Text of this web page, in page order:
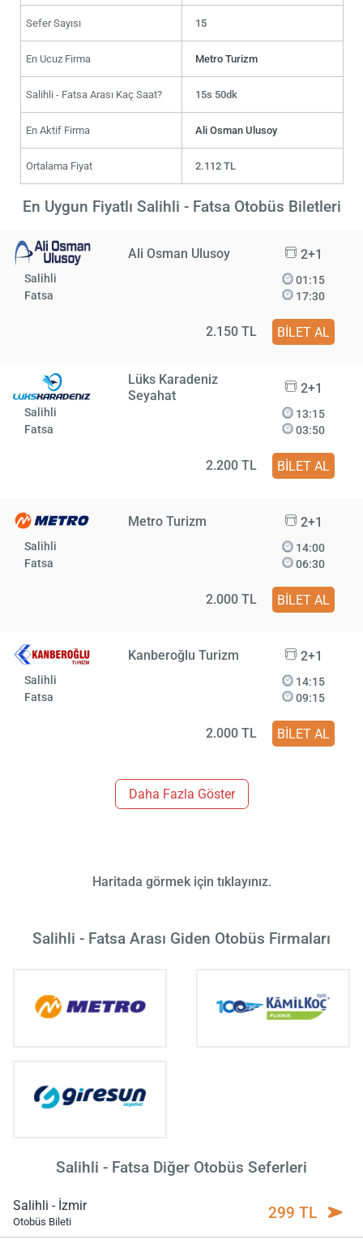
Sefer Sayısı 15
En Ucuz Firma Metro Turizm
Salihli - Fatsa Arası Kaç Saat? 15s 50dk
En Aktif Firma Ali Osman Ulusoy
Ortalama Fiyat 2.112 TL
En Uygun Fiyatlı Salihli - Fatsa Otobüs Biletleri
Ali Osman Ulusoy 2+1
Salihli
Fatsa
01:15
17:30
2.150 TL BİLET AL
Lüks Karadeniz
Seyahat
2+1
Salihli
Fatsa
13:15
03:50
2.200 TL BİLET AL
Metro Turizm 2+1
Salihli
Fatsa
14:00
06:30
2.000 TL BİLET AL
Kanberoğlu Turizm 2+1
Salihli
Fatsa
14:15
09:15
2.000 TL BİLET AL
Daha Fazla Göster
Haritada görmek için tıklayınız.
Salihli - Fatsa Arası Giden Otobüs Firmaları
Salihli - Fatsa Diğer Otobüs Seferleri
Salihli - İzmir
Otobüs Bileti 299 TL